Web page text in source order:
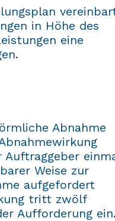
in Höhe des
eine
Abnahme
Auftraggeber
Weise zur
aufgefordert
tritt zwölf
Aufforderung